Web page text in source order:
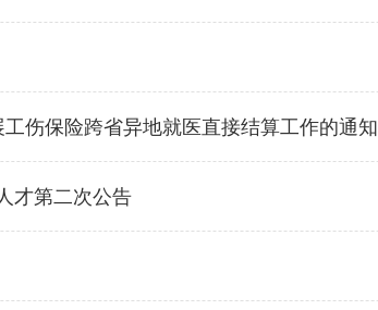
伤保险跨省异地就医直接结算工作的通知
才第二次公告